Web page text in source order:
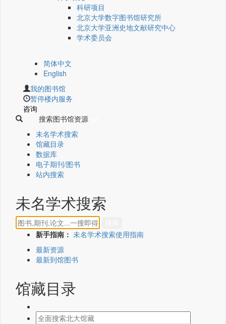
科研项目
北京大学数字图书馆研究所
北京大学亚洲史地文献研究中心
学术委员会
简体中文
English
我的图书馆
暂停楼内服务
咨询
搜索图书馆资源
未名学术搜索
馆藏目录
数据库
电子期刊/图书
站内搜索
未名学术搜索
新手指南： 未名学术搜索使用指南
最新资源
最新到馆图书
馆藏目录